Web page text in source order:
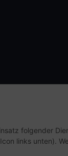
folgender
links unten).